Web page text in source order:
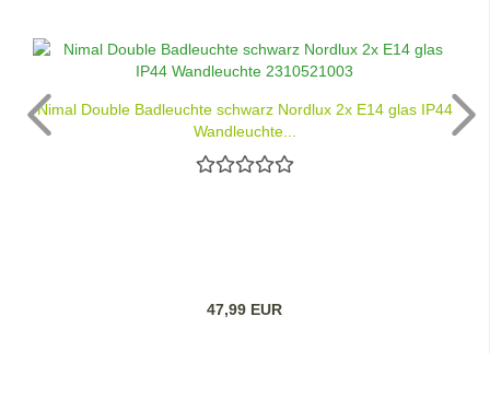
Nimal Double Badleuchte schwarz Nordlux 2x E14 glas IP44
Wandleuchte...
47,99 EUR